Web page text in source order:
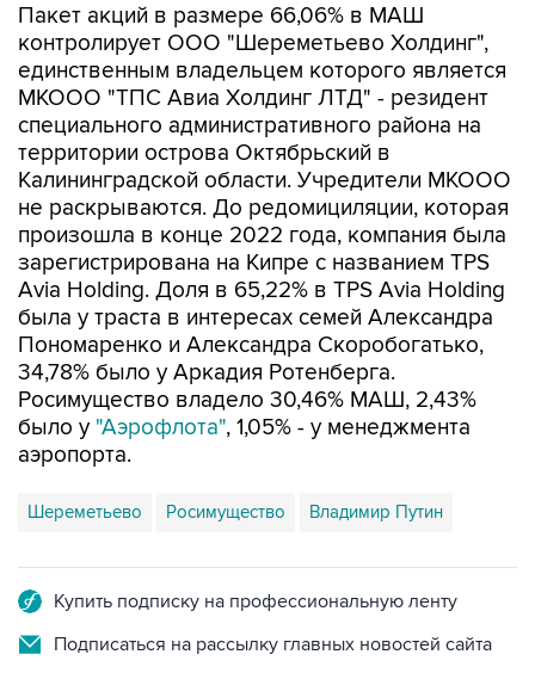
Пакет акций в размере 66,06% в МАШ
контролирует ООО "Шереметьево Холдинг",
единственным владельцем которого является
МКООО "ТПС Авиа Холдинг ЛТД" - резидент
специального административного района на
территории острова Октябрьский в
Калининградской области. Учредители МКООО
не раскрываются. До редомициляции, которая
произошла в конце 2022 года, компания была
зарегистрирована на Кипре с названием TPS
Avia Holding. Доля в 65,22% в TPS Avia Holding
была у траста в интересах семей Александра
Пономаренко и Александра Скоробогатько,
34,78% было у Аркадия Ротенберга.
Росимущество владело 30,46% МАШ, 2,43%
было у "Аэрофлота", 1,05% - у менеджмента
аэропорта.
Шереметьево Росимущество Владимир Путин
Купить подписку на профессиональную ленту
Подписаться на рассылку главных новостей сайта